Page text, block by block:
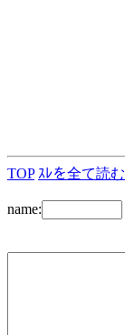
TOP ｽﾚを全て読む
name: